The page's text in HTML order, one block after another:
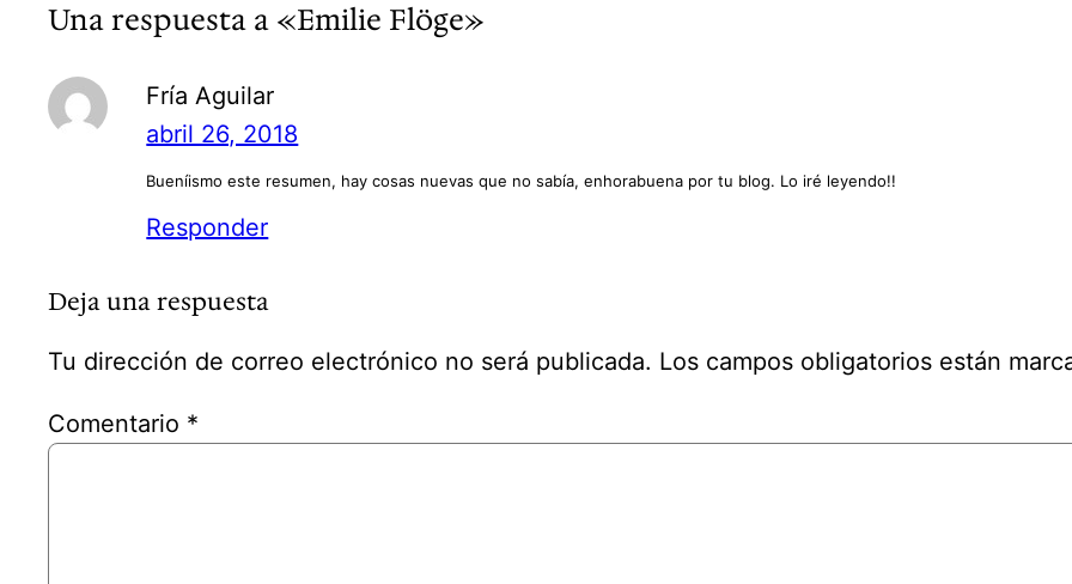
Una respuesta a «Emilie Flöge»
Fría Aguilar
abril 26, 2018
Bueníismo este resumen, hay cosas nuevas que no sabía, enhorabuena por tu blog. Lo iré leyendo!!
Responder
Deja una respuesta
Tu dirección de correo electrónico no será publicada. Los campos obligatorios están
Comentario *